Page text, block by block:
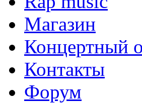
Магазин
Концертный
Контакты
Форум